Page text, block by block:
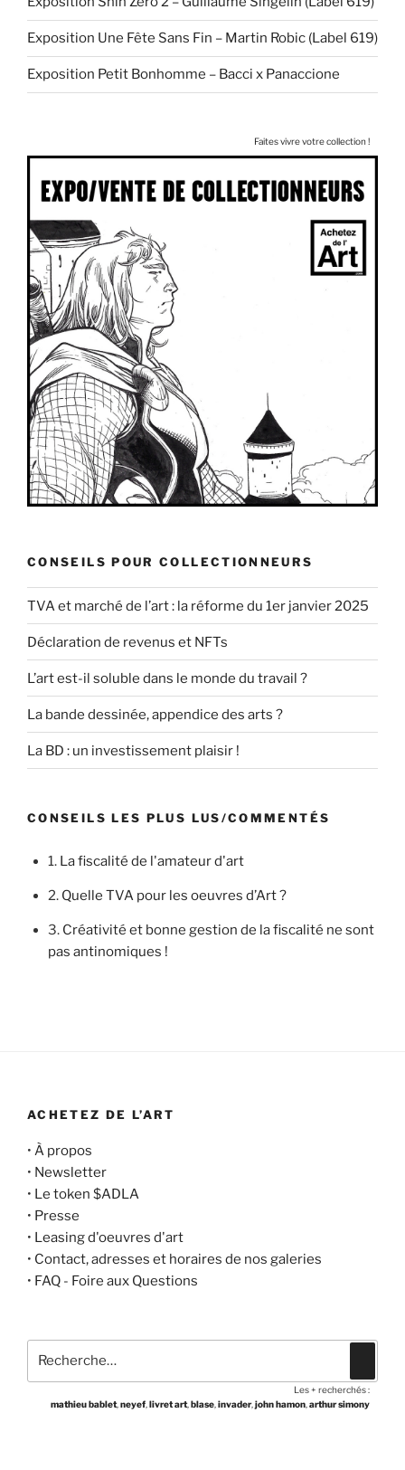
Exposition Une Fête Sans Fin – Martin Robic (Label 619)
Exposition Petit Bonhomme – Bacci x Panaccione
Faites vivre votre collection !
CONSEILS POUR COLLECTIONNEURS
TVA et marché de l’art : la réforme du 1er janvier 2025
Déclaration de revenus et NFTs
L’art est-il soluble dans le monde du travail ?
La bande dessinée, appendice des arts ?
La BD : un investissement plaisir !
CONSEILS LES PLUS LUS/COMMENTÉS
1. La fiscalité de l'amateur d'art
2. Quelle TVA pour les oeuvres d’Art ?
3. Créativité et bonne gestion de la fiscalité ne sont
pas antinomiques !
ACHETEZ DE L’ART
• À propos
• Newsletter
• Le token $ADLA
• Presse
• Leasing d'oeuvres d'art
• Contact, adresses et horaires de nos galeries
• FAQ - Foire aux Questions
pour
Les + recherchés :
mathieu bablet, neyef livret art, blase invader, john hamon arthur simony